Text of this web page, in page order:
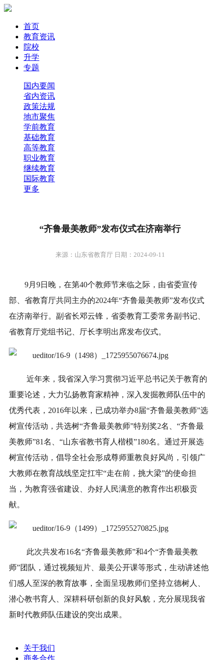
首页
教育资讯
院校
升学
专题
国内要闻
省内资讯
政策法规
地市聚焦
学前教育
基础教育
高等教育
职业教育
继续教育
国际教育
更多
“齐鲁最美教师”发布仪式在济南举行
来源：山东省教育厅 日期：2024-09-11
9月9日晚，在第40个教师节来临之际，由省委宣传
部、省教育厅共同主办的2024年“齐鲁最美教师”发布仪式
在济南举行。副省长邓云锋，省委教育工委常务副书记、
省教育厅党组书记、厅长李明出席发布仪式。
近年来，我省深入学习贯彻习近平总书记关于教育的
重要论述，大力弘扬教育家精神，深入发掘教师队伍中的
优秀代表，2016年以来，已成功举办8届“齐鲁最美教师”选
树宣传活动，共选树“齐鲁最美教师”特别奖2名、“齐鲁最
美教师”81名、“山东省教书育人楷模”180名。通过开展选
树宣传活动，倡导全社会形成尊师重教良好风尚，引领广
大教师在教育战线坚定扛牢“走在前，挑大梁”的使命担
当，为教育强省建设、办好人民满意的教育作出积极贡
献。
此次共发布16名“齐鲁最美教师”和4个“齐鲁最美教
师”团队，通过视频短片、最美公开课等形式，生动讲述他
们感人至深的教育故事，全面呈现教师们坚持立德树人、
潜心教书育人、深耕科研创新的良好风貌，充分展现我省
新时代教师队伍建设的突出成果。
关于我们
商务合作